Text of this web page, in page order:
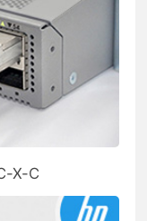
X-C